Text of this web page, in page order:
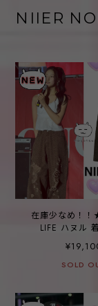
NIIER
在庫少なめ！！
LIFE ハヌル
CROSS
SOLD